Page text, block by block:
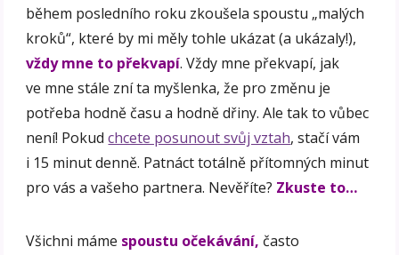
během posledního roku zkoušela spoustu „malých
kroků“, které by mi měly tohle ukázat (a ukázaly!),
vždy mne to překvapí. Vždy mne překvapí, jak
ve mne stále zní ta myšlenka, že pro změnu je
potřeba hodně času a hodně dřiny. Ale tak to vůbec
není! Pokudchcete posunout svůj vztah, stačí vám
i 15 minut denně. Patnáct totálně přítomných minut
pro vás a vašeho partnera. Nevěříte? Zkuste to…
Všichni máme spoustu očekávání, často